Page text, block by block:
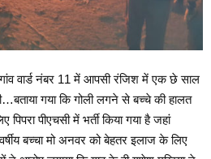
गांव वार्ड नंबर 11 में आपसी रंजिश में एक छे साल
गया कि गोली लगने से बच्चे की हालत
पीएचसी में भर्ती किया गया है जहां
बच्चा मो अनवर को बेहतर इलाज के लिए